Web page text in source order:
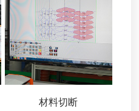
材料切断